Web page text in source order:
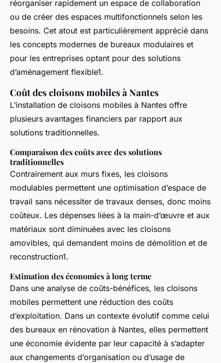
réorganiser rapidement un espace de collaboration
ou de créer des espaces multifonctionnels selon les
besoins. Cet atout est particulièrement apprécié dans
les concepts modernes de bureaux modulaires et
pour les entreprises optant pour des solutions
d’aménagement flexible1.
Coût des cloisons mobiles à Nantes
L’installation de cloisons mobiles à Nantes offre
plusieurs avantages financiers par rapport aux
solutions traditionnelles.
Comparaison des coûts avec des solutions
traditionnelles
Contrairement aux murs fixes, les cloisons
modulables permettent une optimisation d’espace de
travail sans nécessiter de travaux denses, donc moins
coûteux. Les dépenses liées à la main-d’œuvre et aux
matériaux sont diminuées avec les cloisons
amovibles, qui demandent moins de démolition et de
reconstruction1.
Estimation des économies à long terme
Dans une analyse de coûts-bénéfices, les cloisons
mobiles permettent une réduction des coûts
d’exploitation. Dans un contexte évolutif comme celui
des bureaux en rénovation à Nantes, elles permettent
une économie évidente par leur capacité à s’adapter
aux changements d’organisation ou d’usage de